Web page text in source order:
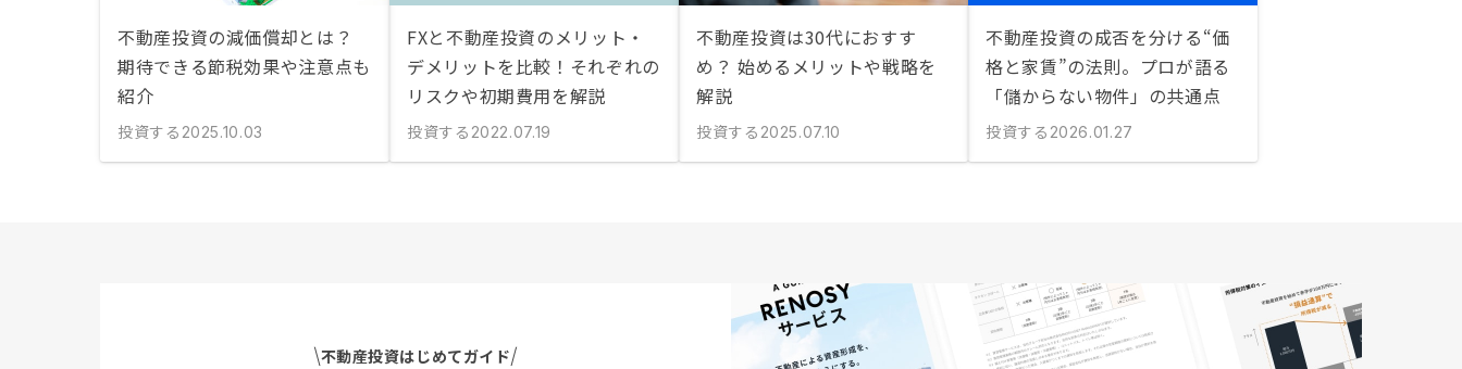
不動産投資の減価償却とは？
期待できる節税効果や注意点も
紹介
投資する 2025.10.03
FXと不動産投資のメリット・
デメリットを比較！それぞれの
リスクや初期費用を解説
投資する 2022.07.19
不動産投資は30代におすす
め？ 始めるメリットや戦略を
解説
投資する 2025.07.10
不動産投資の成否を分ける“価
格と家賃”の法則。プロが語る
「儲からない物件」の共通点
投資する 2026.01.27
不動産投資はじめてガイド